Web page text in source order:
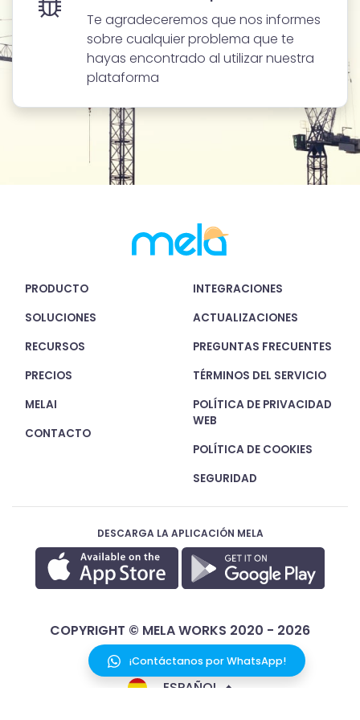
annunci, per fornire funzionalità dei social media e per
analizzare il nostro traffico. Condividiamo inoltre
informazioni sul modo in cui utilizzi il nostro sito con i
nostri partner che si occupano di analisi dei dati web,
con altre informazioni che hai fornito loro o che hanno
raccolto dal tuo utilizzo dei loro servizi.
Te agradeceremos que nos informes
sobre cualquier problema que te
hayas encontrado al utilizar nuestra
plataforma
PRODUCTO
SOLUCIONES
RECURSOS
PRECIOS
MELAI
CONTACTO
INTEGRACIONES
ACTUALIZACIONES
PREGUNTAS FRECUENTES
TÉRMINOS DEL SERVICIO
POLÍTICA DE PRIVACIDAD
WEB
POLÍTICA DE COOKIES
SEGURIDAD
DESCARGA LA APLICACIÓN MELA
COPYRIGHT © MELA WORKS 2020 - 2026
ESPAÑOL
¡Contáctanos por WhatsApp!